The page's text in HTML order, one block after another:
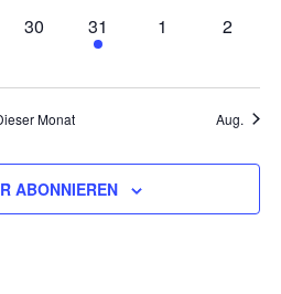
0
VERANSTALTUNGEN,
30
1
VERANSTALTUNG,
31
0
1
0
2
Monat Aug.
ABONNIEREN